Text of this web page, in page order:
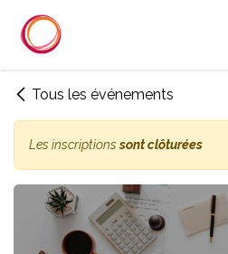
Tous les événements
Les inscriptionssont clôturées